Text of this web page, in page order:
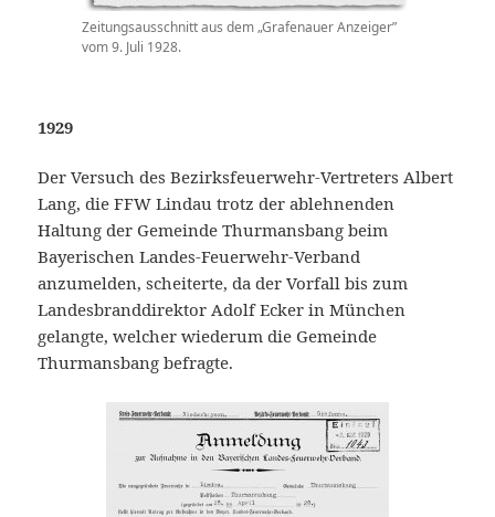
Zeitungsausschnitt aus dem „Grafenauer Anzeiger”
vom 9. Juli 1928.
1929
Der Versuch des Bezirksfeuerwehr-Vertreters Albert
Lang, die FFW Lindau trotz der ablehnenden
Haltung der Gemeinde Thurmansbang beim
Bayerischen Landes-Feuerwehr-Verband
anzumelden, scheiterte, da der Vorfall bis zum
Landesbranddirektor Adolf Ecker in München
gelangte, welcher wiederum die Gemeinde
Thurmansbang befragte.